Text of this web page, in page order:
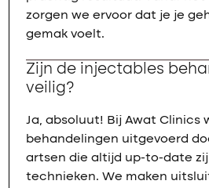
zorgen we ervoor dat je je
gemak voelt.
Zijn de injectables
veilig?
Ja, absoluut! Bij Awat Clinics
behandelingen uitgevoerd
artsen die altijd up-to-date
technieken. We maken